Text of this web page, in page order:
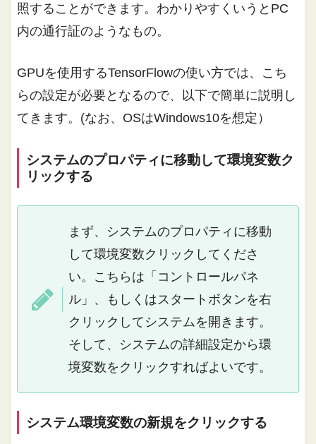
照することができます。わかりやすくいうとPC
内の通行証のようなもの。
GPUを使用するTensorFlowの使い方では、こち
らの設定が必要となるので、以下で簡単に説明し
てきます。(なお、OSはWindows10を想定）
システムのプロパティに移動して環境変数ク
リックする
まず、システムのプロパティに移動
して環境変数クリックしてくださ
い。こちらは「コントロールパネ
ル」、もしくはスタートボタンを右
クリックしてシステムを開きます。
そして、システムの詳細設定から環
境変数をクリックすればよいです。
システム環境変数の新規をクリックする